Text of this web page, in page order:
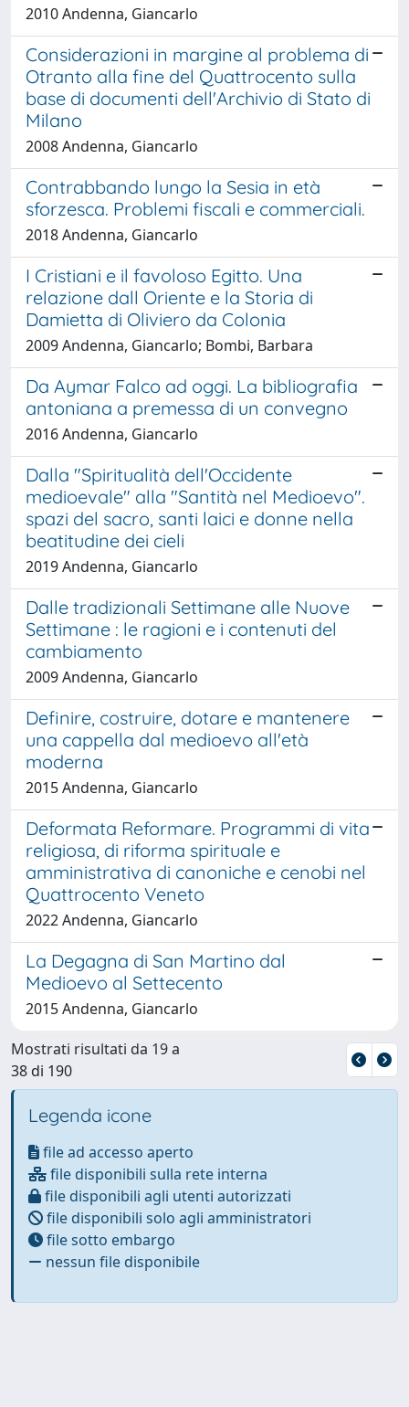
2010 Andenna, Giancarlo
Considerazioni in margine al problema di
Otranto alla fine del Quattrocento sulla
base di documenti dell'Archivio di Stato di
Milano
2008 Andenna, Giancarlo
Contrabbando lungo la Sesia in età
sforzesca. Problemi fiscali e commerciali.
2018 Andenna, Giancarlo
I Cristiani e il favoloso Egitto. Una
relazione dall Oriente e la Storia di
Damietta di Oliviero da Colonia
2009 Andenna, Giancarlo; Bombi, Barbara
Da Aymar Falco ad oggi. La bibliografia
antoniana a premessa di un convegno
2016 Andenna, Giancarlo
Dalla "Spiritualità dell'Occidente
medioevale" alla "Santità nel Medioevo".
spazi del sacro, santi laici e donne nella
beatitudine dei cieli
2019 Andenna, Giancarlo
Dalle tradizionali Settimane alle Nuove
Settimane : le ragioni e i contenuti del
cambiamento
2009 Andenna, Giancarlo
Definire, costruire, dotare e mantenere
una cappella dal medioevo all'età
moderna
2015 Andenna, Giancarlo
Deformata Reformare. Programmi di vita
religiosa, di riforma spirituale e
amministrativa di canoniche e cenobi nel
Quattrocento Veneto
2022 Andenna, Giancarlo
La Degagna di San Martino dal
Medioevo al Settecento
2015 Andenna, Giancarlo
Mostrati risultati da 19 a
38 di 190
Legenda icone
file ad accesso aperto
file disponibili sulla rete interna
file disponibili agli utenti autorizzati
file disponibili solo agli amministratori
file sotto embargo
nessun file disponibile